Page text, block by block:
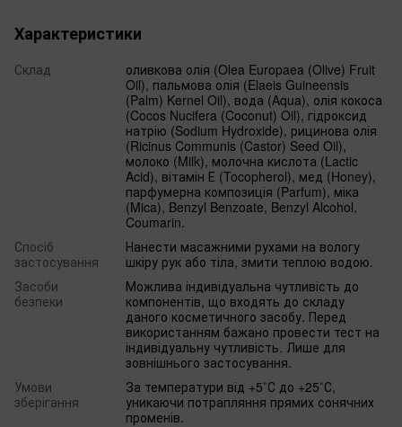
Характеристики
Склад
оливкова олія (Olea Europaea (Olive) Fruit
Oil), пальмова олія (Elaeis Guineensis
(Palm) Kernel Oil), вода (Aqua), олія кокоса
(Cocos Nucifera (Coconut) Oil), гідроксид
натрію (Sodium Hydroxide), рицинова олія
(Ricinus Communis (Castor) Seed Oil),
молоко (Milk), молочна кислота (Lactic
Acid), вітамін Е (Tocopherol), мед (Honey),
парфумерна композиція (Parfum), міка
(Mica), Benzyl Benzoate, Benzyl Alcohol,
Coumarin.
Спосіб
застосування
Нанести масажними рухами на вологу
шкіру рук або тіла, змити теплою водою.
Засоби
безпеки
Можлива індивідуальна чутливість до
компонентів, що входять до складу
даного косметичного засобу. Перед
використанням бажано провести тест на
індивідуальну чутливість. Лише для
зовнішнього застосування.
Умови
зберігання
За температури від +5˚С до +25˚С,
уникаючи потрапляння прямих сонячних
променів.